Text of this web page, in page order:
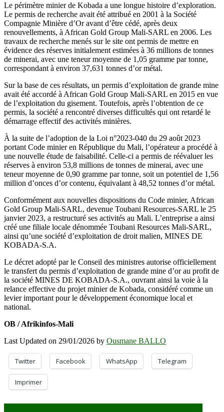
de
Kobada
Le périmètre minier de Kobada a une longue histoire d’exploration.
Le permis de recherche avait été attribué en 2001 à la Société
Compagnie Minière d’Or avant d’être cédé, après deux
renouvellements, à African Gold Group Mali-SARL en 2006. Les
travaux de recherche menés sur le site ont permis de mettre en
évidence des réserves initialement estimées à 36 millions de tonnes
de minerai, avec une teneur moyenne de 1,05 gramme par tonne,
correspondant à environ 37,631 tonnes d’or métal.
Sur la base de ces résultats, un permis d’exploitation de grande mine
avait été accordé à African Gold Group Mali-SARL en 2015 en vue
de l’exploitation du gisement. Toutefois, après l’obtention de ce
permis, la société a rencontré diverses difficultés qui ont retardé le
démarrage effectif des activités minières.
À la suite de l’adoption de la Loi n°2023-040 du 29 août 2023
portant Code minier en République du Mali, l’opérateur a procédé à
une nouvelle étude de faisabilité. Celle-ci a permis de réévaluer les
réserves à environ 53,8 millions de tonnes de minerai, avec une
teneur moyenne de 0,90 gramme par tonne, soit un potentiel de 1,56
million d’onces d’or contenu, équivalant à 48,52 tonnes d’or métal.
Conformément aux nouvelles dispositions du Code minier, African
Gold Group Mali-SARL, devenue Toubani Resources-SARL le 25
janvier 2023, a restructuré ses activités au Mali. L’entreprise a ainsi
créé une filiale locale dénommée Toubani Resources Mali-SARL,
ainsi qu’une société d’exploitation de droit malien, MINES DE
KOBADA-S.A.
Le décret adopté par le Conseil des ministres autorise officiellement
le transfert du permis d’exploitation de grande mine d’or au profit de
la société MINES DE KOBADA-S.A., ouvrant ainsi la voie à la
relance effective du projet minier de Kobada, considéré comme un
levier important pour le développement économique local et
national.
OB / Afrikinfos-Mali
Last Updated on 29/01/2026 by Ousmane BALLO
Twitter Facebook WhatsApp Telegram
Imprimer